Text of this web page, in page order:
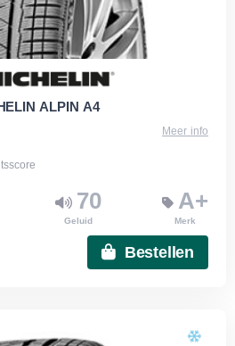
ALPIN A4
Meer info
70
Geluid
A+
Merk
Bestellen